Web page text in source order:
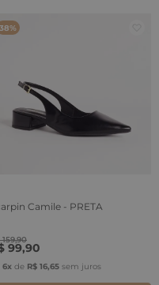
38%
Camile - PRETA
159,90
99,90
6x de R$ 16,65 sem juros